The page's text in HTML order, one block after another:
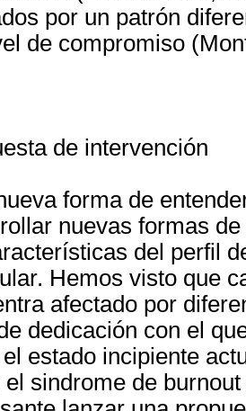
por un patrón
de compromiso
de intervención
forma de
nuevas formas
del perfil
Hemos visto que
afectado por
dedicación con el
estado incipiente
el sindrome de